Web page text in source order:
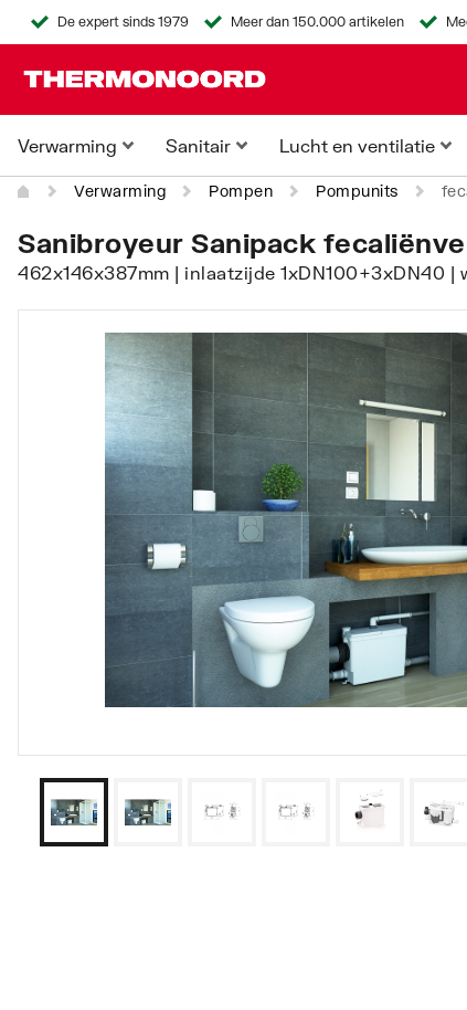
De expert sinds 1979 Meer dan 150.000 artikelen
Verwarming Sanitair Lucht en ventilatie
Verwarming Pompen Pompunits
Sanibroyeur Sanipack
462x146x387mm | inlaatzijde 1xDN100+3xDN40